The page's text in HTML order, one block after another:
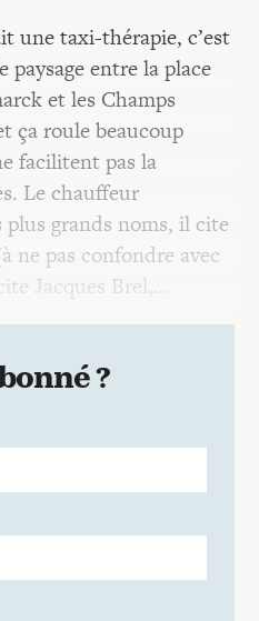
une taxi-thérapie, c’est
paysage entre la place
et les Champs
ça roule beaucoup
facilitent pas la
Le chauffeur
plus grands noms, il cite
ne pas confondre avec
Jacques Brel,…
?